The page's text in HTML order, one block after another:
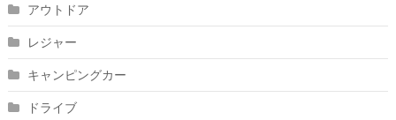
アウトドア
レジャー
キャンピングカー
ドライブ